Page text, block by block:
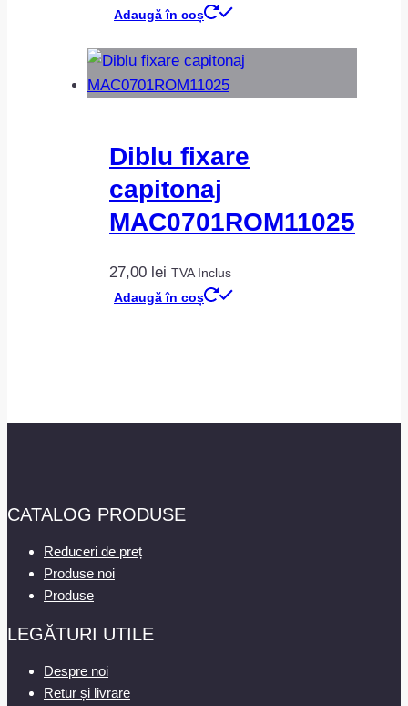
Adaugă în coș
Diblu fixare
capitonaj
MAC0701ROM11025
27,00 lei TVA Inclus
Adaugă în coș
CATALOG PRODUSE
Reduceri de preț
Produse noi
Produse
LEGĂTURI UTILE
Despre noi
Retur și livrare